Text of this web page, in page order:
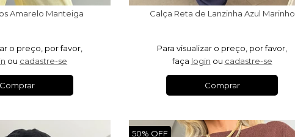
Amarelo Manteiga
o preço, por favor,
ou cadastre-se
Comprar
Calça Reta de Lanzinha Azul Marinho
Para visualizar o preço, por favor,
faça login ou cadastre-se
Comprar
50% OFF